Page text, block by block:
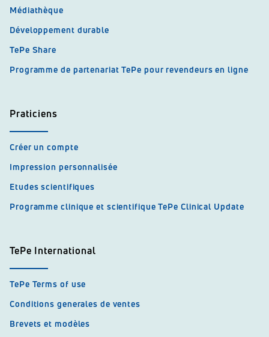
Médiathèque
Développement durable
TePe Share
Programme de partenariat TePe pour revendeurs en ligne
Praticiens
Créer un compte
Impression personnalisée
Etudes scientifiques
Programme clinique et scientifique TePe Clinical Update
TePe International
TePe Terms of use
Conditions generales de ventes
Brevets et modèles